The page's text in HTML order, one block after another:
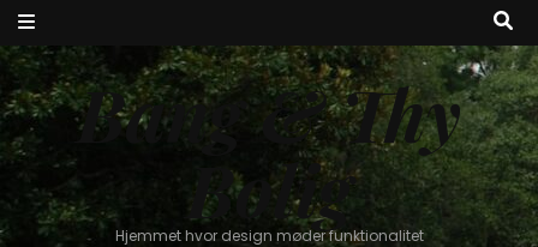
Bang & Thy
Bolig
Hjemmet hvor design møder funktionalitet